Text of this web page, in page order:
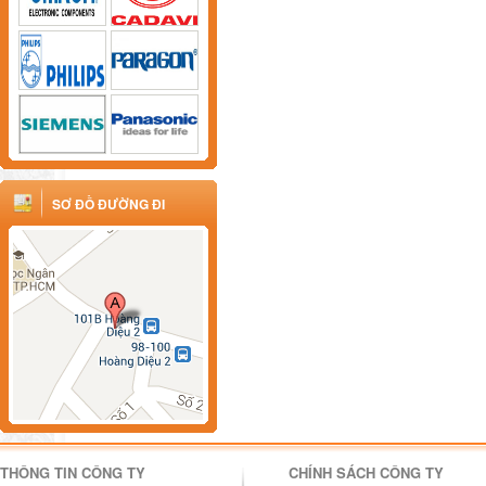
SƠ ĐỒ ĐƯỜNG ĐI
THÔNG TIN CÔNG TY CHÍNH SÁCH CÔNG TY